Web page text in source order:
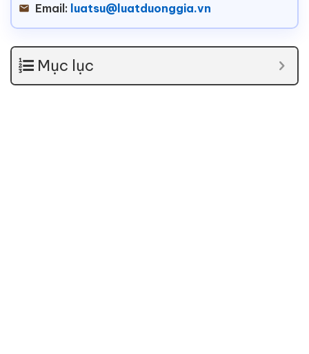
Email: luatsu@luatduonggia.vn
Mục lục